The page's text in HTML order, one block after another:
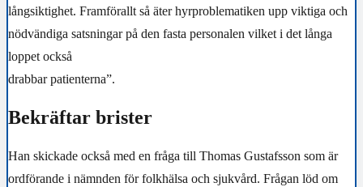
långsiktighet. Framförallt så äter hyrproblematiken upp viktiga och
nödvändiga satsningar på den fasta personalen vilket i det långa
loppet också
drabbar patienterna”.
Bekräftar brister
Han skickade också med en fråga till Thomas Gustafsson som är
ordförande i nämnden för folkhälsa och sjukvård. Frågan löd om